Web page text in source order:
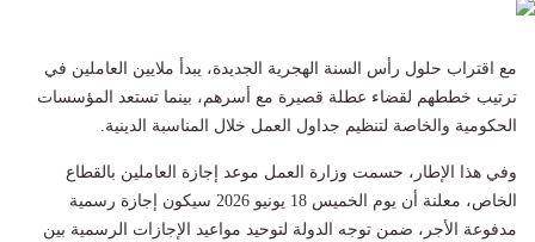
مع اقتراب حلول رأس السنة الهجرية الجديدة، يبدأ ملايين العاملين في
ترتيب خططهم لقضاء عطلة قصيرة مع أسرهم، بينما تستعد المؤسسات
الحكومية والخاصة لتنظيم جداول العمل خلال المناسبة الدينية.
وفي هذا الإطار، حسمت وزارة العمل موعد إجازة العاملين بالقطاع
الخاص، معلنة أن يوم الخميس 18 يونيو 2026 سيكون إجازة رسمية
مدفوعة الأجر، ضمن توجه الدولة لتوحيد مواعيد الإجازات الرسمية بين